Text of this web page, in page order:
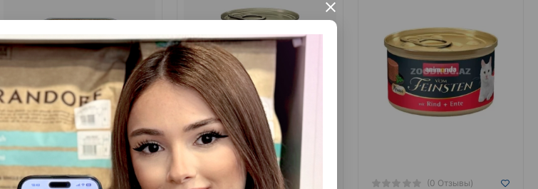
×
(0 Отзывы) (0 Отзывы) (0 Отзывы)